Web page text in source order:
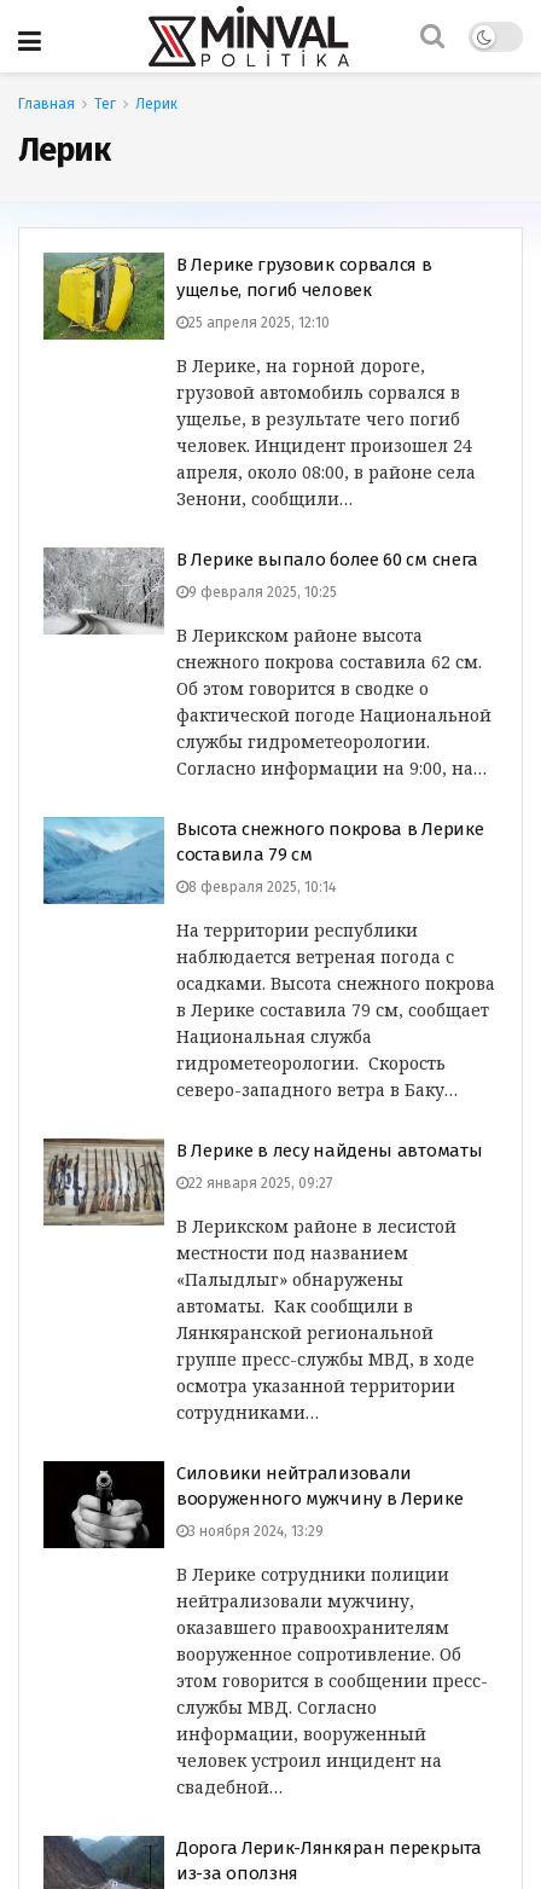
Главная Тег Лерик
Лерик
В Лерике грузовик сорвался в
ущелье, погиб человек
25 апреля 2025, 12:10
В Лерике, на горной дороге,
грузовой автомобиль сорвался в
ущелье, в результате чего погиб
человек. Инцидент произошел 24
апреля, около 08:00, в районе села
Зенони, сообщили…
В Лерике выпало более 60 см снега
9 февраля 2025, 10:25
В Лерикском районе высота
снежного покрова составила 62 см.
Об этом говорится в сводке о
фактической погоде Национальной
службы гидрометеорологии.
Согласно информации на 9:00, на…
Высота снежного покрова в Лерике
составила 79 см
8 февраля 2025, 10:14
На территории республики
наблюдается ветреная погода с
осадками. Высота снежного покрова
в Лерике составила 79 см, сообщает
Национальная служба
гидрометеорологии. Скорость
северо-западного ветра в Баку…
В Лерике в лесу найдены автоматы
22 января 2025, 09:27
В Лерикском районе в лесистой
местности под названием
«Палыдлыг» обнаружены
автоматы. Как сообщили в
Лянкяранской региональной
группе пресс-службы МВД, в ходе
осмотра указанной территории
сотрудниками…
Силовики нейтрализовали
вооруженного мужчину в Лерике
3 ноября 2024, 13:29
В Лерике сотрудники полиции
нейтрализовали мужчину,
оказавшего правоохранителям
вооруженное сопротивление. Об
этом говорится в сообщении пресс-
службы МВД. Согласно
информации, вооруженный
человек устроил инцидент на
свадебной…
Дорога Лерик-Лянкяран перекрыта
из-за оползня